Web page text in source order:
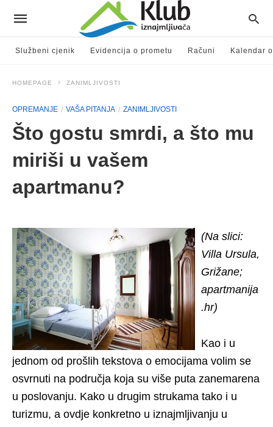
Službeni cjenik Evidencija o prometu Računi Kalendar
HOMEPAGE ZANIMLJIVOSTI
OPREMANJE VAŠA PITANJA ZANIMLJIVOSTI
Što gostu smrdi, a što mu
miriši u vašem
apartmanu?
(Na slici:
Villa Ursula,
Grižane;
apartmanija
.hr)
Kao i u
jednom od prošlih tekstova o emocijama volim se
osvrnuti na područja koja su više puta zanemarena
u poslovanju. Kako u drugim strukama tako i u
turizmu, a ovdje konkretno u iznajmljivanju u